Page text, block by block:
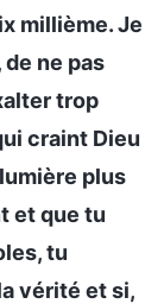
millième. Je
ne pas
trop
craint Dieu
plus
et que tu
tu
vérité et si,